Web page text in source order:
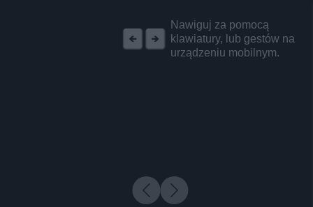
Nawiguj za pomocą
klawiatury, lub gestów na
urządzeniu mobilnym.